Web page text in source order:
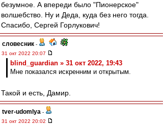
безумное. А впереди было "Пионерское"
волшебство. Ну и Деда, куда без него тогда.
Спасибо, Сергей Горлукович!
словесник -
31 окт 2022 20:07
blind_guardian » 31 окт 2022, 19:43
Мне показался искренним и открытым.
Такой и есть, Дамир.
tver-udomlya -
31 окт 2022 20:02